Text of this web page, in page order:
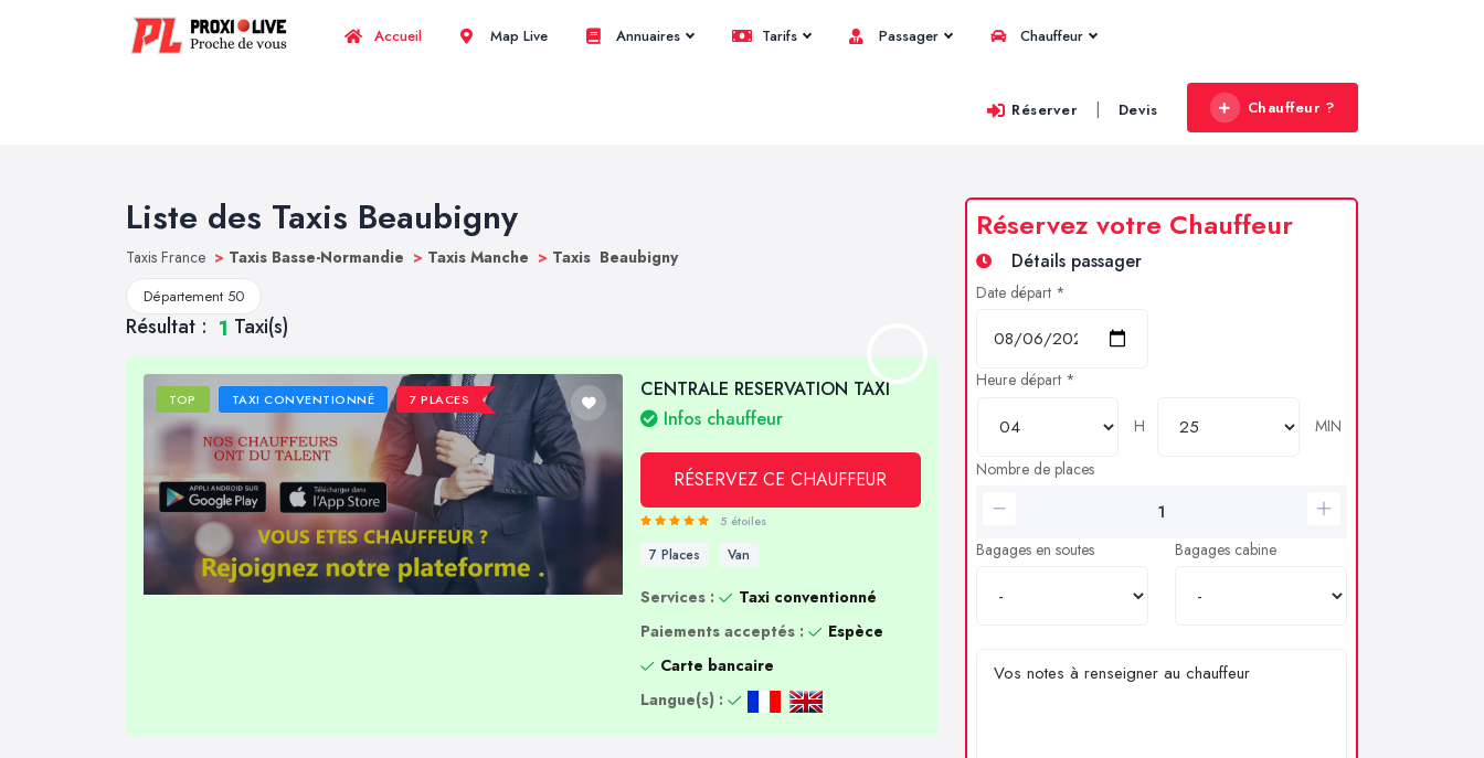
Accueil Map Live Annuaires Tarifs Passager Chauffeur
Réserver | Devis Chauffeur ?
Liste des Taxis Beaubigny
Taxis France > Taxis Basse-Normandie > Taxis Manche > Taxis Beaubigny
Département 50
Résultat : 1 Taxi(s)
TOP TAXI CONVENTIONNÉ 7 PLACES
CENTRALE RESERVATION TAXI
Infos chauffeur
RÉSERVEZ CE CHAUFFEUR
5 étoiles
7 Places Van
Services :
Taxi conventionné
Paiements acceptés :
Espèce
Carte bancaire
Langue(s) :
Réservez votre Chauffeur
Détails passager
Date départ *
Heure départ *
H
MIN
Nombre de places
Bagages en soutes Bagages cabine